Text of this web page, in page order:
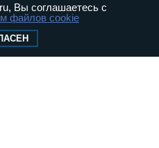
05
№ ФС77-
Вы соглашаетесь с
файлов cookie